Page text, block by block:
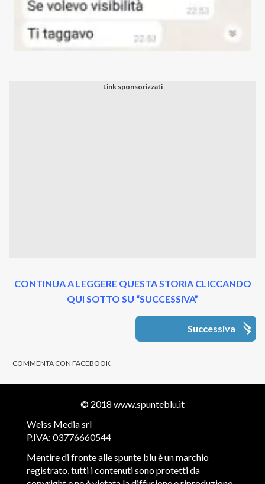
CONTINUA A LEGGERE QUESTA STORIA CLICCANDO
QUI SOTTO SU “SUCCESSIVA”
Successiva
COMMENTA CON FACEBOOK
© 2018 www.spunteblu.it
Weiss Media srl
P.IVA: 03776660544
Mentire di fronte alle spunte blu è un marchio
registrato, tutti i contenuti sono protetti da